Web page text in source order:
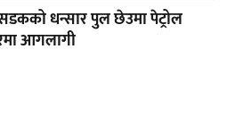
धन्सार पुल छेउमा पेट्रोल
आगलागी